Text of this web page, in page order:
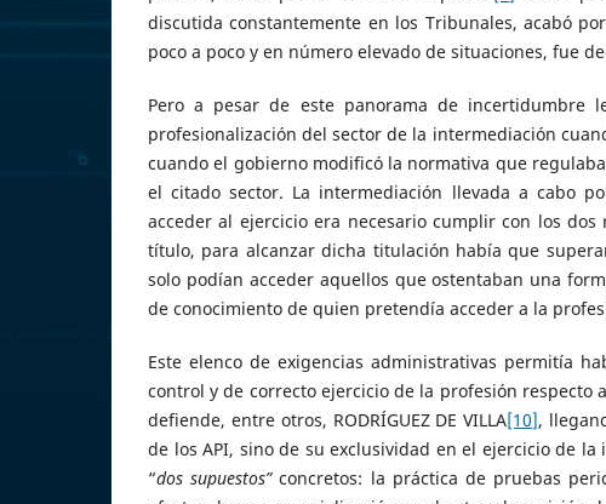
discutida constantemente en los Tribunales, acabó
poco a poco y en número elevado de situaciones, fue
Pero a pesar de este panorama de incertidumbre
profesionalización del sector de la intermediación
cuando el gobierno modificó la normativa que
el citado sector. La intermediación llevada a cabo
acceder al ejercicio era necesario cumplir con los
título, para alcanzar dicha titulación había que
solo podían acceder aquellos que ostentaban una
de conocimiento de quien pretendía acceder a la
Este elenco de exigencias administrativas permitía
control y de correcto ejercicio de la profesión respecto
defiende, entre otros, RODRÍGUEZ DE VILLA[10],
de los API, sino de su exclusividad en el ejercicio de
“dos supuestos”concretos: la práctica de pruebas